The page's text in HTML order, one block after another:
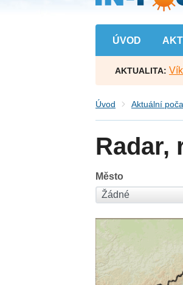
ÚVOD
AKTUALITA:
Úvod Aktuální
Radar,
Město